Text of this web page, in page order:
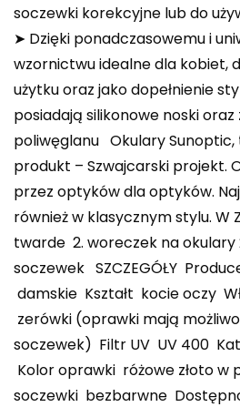
soczewki korekcyjne lub do
➤ Dzięki ponadczasowemu i
wzornictwu idealne dla kobiet,
użytku oraz jako dopełnienie
posiadają silikonowe noski oraz
poliwęglanu Okulary Sunoptic,
produkt – Szwajcarski projekt.
przez optyków dla optyków.
również w klasycznym stylu. W
twarde 2. woreczek na okulary
soczewek SZCZEGÓŁY
damskie Kształt kocie oczy
zerówki (oprawki mają
soczewek) Filtr UV UV 400
Kolor oprawki różowe złoto w
soczewki bezbarwne